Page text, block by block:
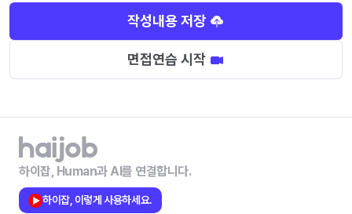
작성내용 저장
면접연습 시작
하이잡, Human과 AI를 연결합니다.
하이잡, 이렇게 사용하세요.